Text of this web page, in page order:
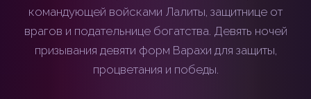
командующей войсками Лалиты, защитнице от
врагов и подательнице богатства. Девять ночей
призывания девяти форм Варахи для защиты,
процветания и победы.